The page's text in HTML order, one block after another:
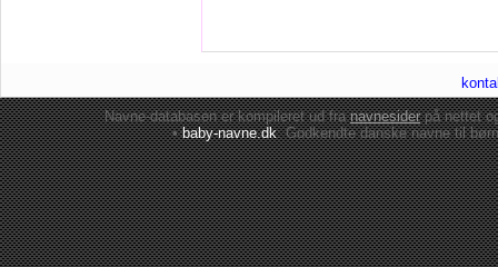
Navne-databasen er kompileret ud franavnesiderpå nettet
•baby-navne.dk: Godkendte danskenavne til børn